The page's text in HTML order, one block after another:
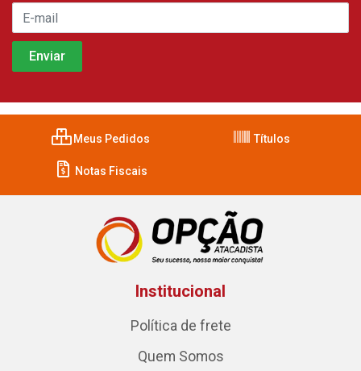
Meus Pedidos Títulos
Notas Fiscais
Institucional
Política de frete
Quem Somos